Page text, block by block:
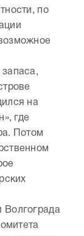
по
на
где
Потом
Волгограда